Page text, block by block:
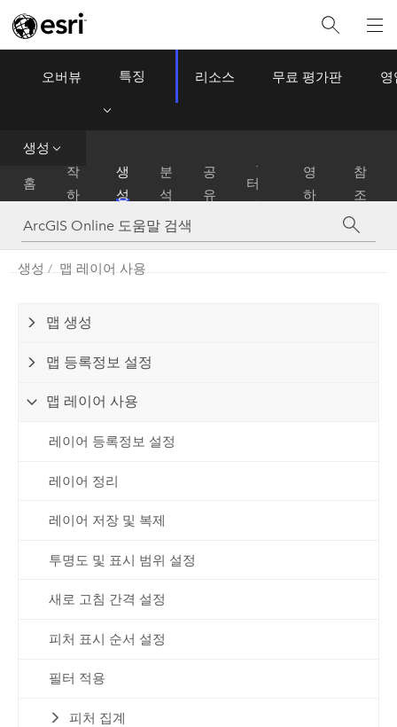
ArcGIS Online
오버뷰 특징 리소스 무료 평가판 영
생성
홈
작
하
기
생
성
분
석
공
유
터
관
영
하
참
조
생성 맵 레이어 사용
맵 생성
맵 등록정보 설정
맵 레이어 사용
레이어 등록정보 설정
레이어 정리
레이어 저장 및 복제
투명도 및 표시 범위 설정
새로 고침 간격 설정
피처 표시 순서 설정
필터 적용
피처 집계